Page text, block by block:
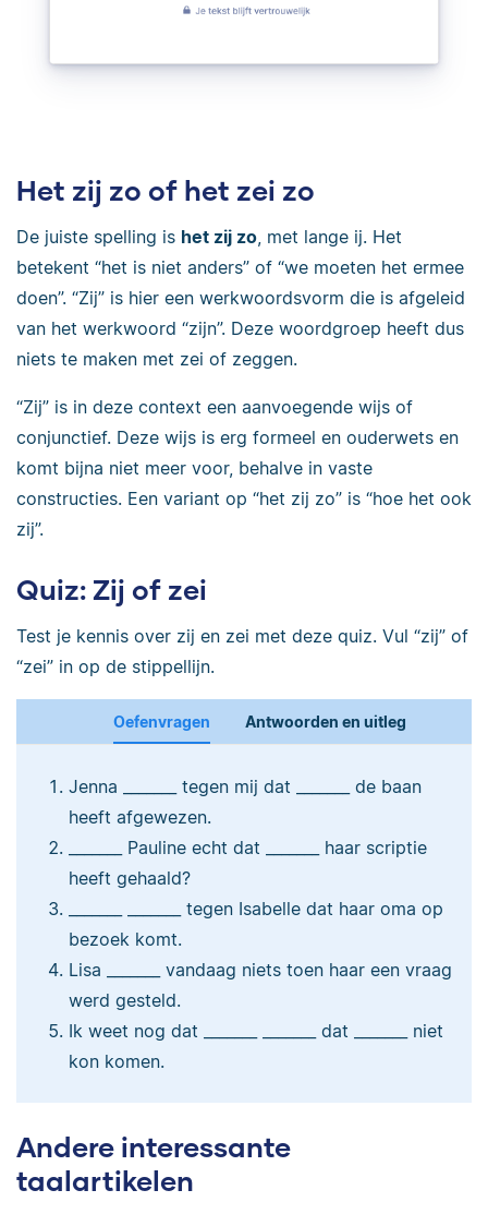
Het zij zo of het zei zo
De juiste spelling is het zij zo, met lange ij. Het
betekent “het is niet anders” of “we moeten het ermee
doen”. “Zij” is hier een werkwoordsvorm die is afgeleid
van het werkwoord “zijn”. Deze woordgroep heeft dus
niets te maken met zei of zeggen.
“Zij” is in deze context een aanvoegende wijs of
conjunctief. Deze wijs is erg formeel en ouderwets en
komt bijna niet meer voor, behalve in vaste
constructies. Een variant op “het zij zo” is “hoe het ook
zij”.
Quiz: Zij of zei
Test je kennis over zij en zei met deze quiz. Vul “zij” of
“zei” in op de stippellijn.
Oefenvragen Antwoorden en uitleg
Jenna _______ tegen mij dat _______ de baan
heeft afgewezen.
_______ Pauline echt dat _______ haar scriptie
heeft gehaald?
_______ _______ tegen Isabelle dat haar oma op
bezoek komt.
Lisa _______ vandaag niets toen haar een vraag
werd gesteld.
Ik weet nog dat _______ _______ dat _______ niet
kon komen.
Andere interessante
taalartikelen